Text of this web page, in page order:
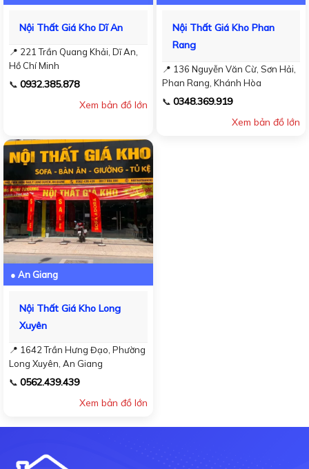
Nội Thất Giá Kho Dĩ An
📍 221 Trần Quang Khải, Dĩ An,
Hồ Chí Minh
📞 0932.385.878
Xem bản đồ lớn
Nội Thất Giá Kho Phan
Rang
📍 136 Nguyễn Văn Cừ, Sơn Hải,
Phan Rang, Khánh Hòa
📞 0348.369.919
Xem bản đồ lớn
● An Giang
Nội Thất Giá Kho Long
Xuyên
📍 1642 Trần Hưng Đạo, Phường
Long Xuyên, An Giang
📞 0562.439.439
Xem bản đồ lớn